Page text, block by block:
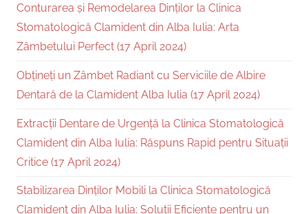
Conturarea și Remodelarea Dinților la Clinica
Stomatologică Clamident din Alba Iulia: Arta
Zâmbetului Perfect (17 April 2024)
Obțineți un Zâmbet Radiant cu Serviciile de Albire
Dentară de la Clamident Alba Iulia (17 April 2024)
Extracții Dentare de Urgență la Clinica Stomatologică
Clamident din Alba Iulia: Răspuns Rapid pentru Situații
Critice (17 April 2024)
Stabilizarea Dinților Mobili la Clinica Stomatologică
Clamident din Alba Iulia: Soluții Eficiente pentru un